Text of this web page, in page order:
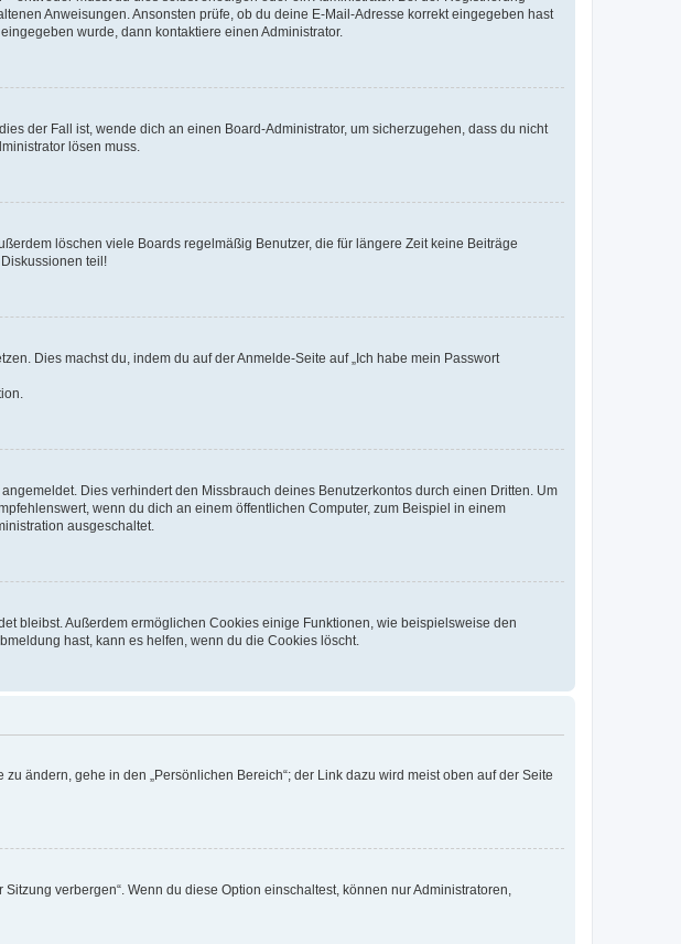
Anweisungen. Ansonsten prüfe, ob du deine E-Mail-Adresse korrekt eingegeben hast
wurde, dann kontaktiere einen Administrator.
der Fall ist, wende dich an einen Board-Administrator, um sicherzugehen, dass du nicht
lösen muss.
löschen viele Boards regelmäßig Benutzer, die für längere Zeit keine Beiträge
teil!
Dies machst du, indem du auf der Anmelde-Seite auf „Ich habe mein Passwort
Dies verhindert den Missbrauch deines Benutzerkontos durch einen Dritten. Um
wenn du dich an einem öffentlichen Computer, zum Beispiel in einem
ausgeschaltet.
bleibst. Außerdem ermöglichen Cookies einige Funktionen, wie beispielsweise den
hast, kann es helfen, wenn du die Cookies löscht.
ändern, gehe in den „Persönlichen Bereich“; der Link dazu wird meist oben auf der Seite
verbergen“. Wenn du diese Option einschaltest, können nur Administratoren,